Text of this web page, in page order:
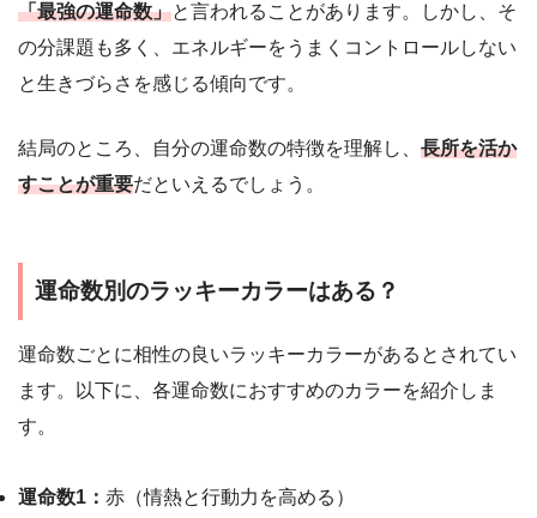
「最強の運命数」と言われることがあります。しかし、そ
の分課題も多く、エネルギーをうまくコントロールしない
と生きづらさを感じる傾向です。
結局のところ、自分の運命数の特徴を理解し、 長所を活か
すことが重要だといえるでしょう。
運命数別のラッキーカラーはある？
運命数ごとに相性の良いラッキーカラーがあるとされてい
ます。以下に、各運命数におすすめのカラーを紹介しま
す。
運命数1： 赤（情熱と行動力を高める）